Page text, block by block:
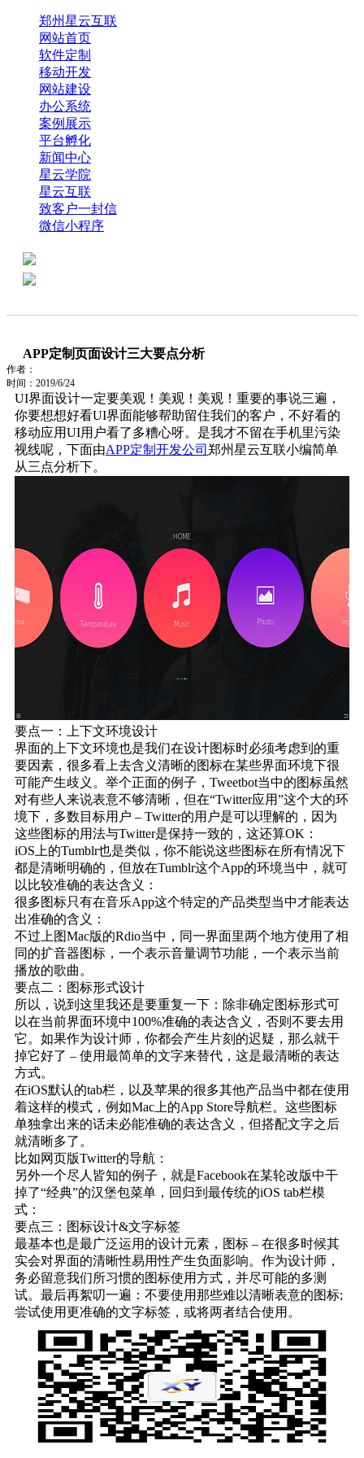
郑州星云互联
网站首页
软件定制
移动开发
网站建设
办公系统
案例展示
平台孵化
新闻中心
星云学院
星云互联
致客户一封信
微信小程序
APP定制页面设计三大要点分析
作者：
时间：2019/6/24
UI界面设计一定要美观！美观！美观！重要的事说三遍，
你要想想好看UI界面能够帮助留住我们的客户，不好看的
移动应用UI用户看了多糟心呀。是我才不留在手机里污染
视线呢，下面由APP定制开发公司 郑州星云互联小编简单
从三点分析下。
要点一：上下文环境设计
界面的上下文环境也是我们在设计图标时必须考虑到的重
要因素，很多看上去含义清晰的图标在某些界面环境下很
可能产生歧义。举个正面的例子，Tweetbot当中的图标虽然
对有些人来说表意不够清晰，但在“Twitter应用”这个大的环
境下，多数目标用户 – Twitter的用户是可以理解的，因为
这些图标的用法与Twitter是保持一致的，这还算OK：
iOS上的Tumblr也是类似，你不能说这些图标在所有情况下
都是清晰明确的，但放在Tumblr这个App的环境当中，就可
以比较准确的表达含义：
很多图标只有在音乐App这个特定的产品类型当中才能表达
出准确的含义：
不过上图Mac版的Rdio当中，同一界面里两个地方使用了相
同的扩音器图标，一个表示音量调节功能，一个表示当前
播放的歌曲。
要点二：图标形式设计
所以，说到这里我还是要重复一下：除非确定图标形式可
以在当前界面环境中100%准确的表达含义，否则不要去用
它。如果作为设计师，你都会产生片刻的迟疑，那么就干
掉它好了 – 使用最简单的文字来替代，这是最清晰的表达
方式。
在iOS默认的tab栏，以及苹果的很多其他产品当中都在使用
着这样的模式，例如Mac上的App Store导航栏。这些图标
单独拿出来的话未必能准确的表达含义，但搭配文字之后
就清晰多了。
比如网页版Twitter的导航：
另外一个尽人皆知的例子，就是Facebook在某轮改版中干
掉了“经典”的汉堡包菜单，回归到最传统的iOS tab栏模
式：
要点三：图标设计&文字标签
最基本也是最广泛运用的设计元素，图标 – 在很多时候其
实会对界面的清晰性易用性产生负面影响。作为设计师，
务必留意我们所习惯的图标使用方式，并尽可能的多测
试。最后再絮叨一遍：不要使用那些难以清晰表意的图标;
尝试使用更准确的文字标签，或将两者结合使用。